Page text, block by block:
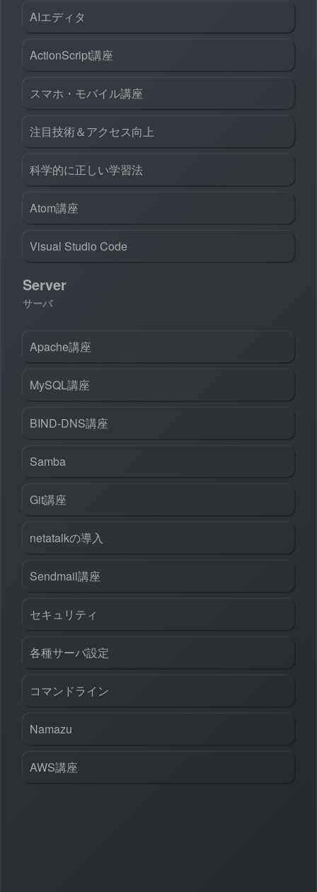
AIエディタ
ActionScript講座
スマホ・モバイル講座
注目技術＆アクセス向上
科学的に正しい学習法
Atom講座
Visual Studio Code
Server
サーバ
Apache講座
MySQL講座
BIND-DNS講座
Samba
Git講座
netatalkの導入
Sendmail講座
セキュリティ
各種サーバ設定
コマンドライン
Namazu
AWS講座